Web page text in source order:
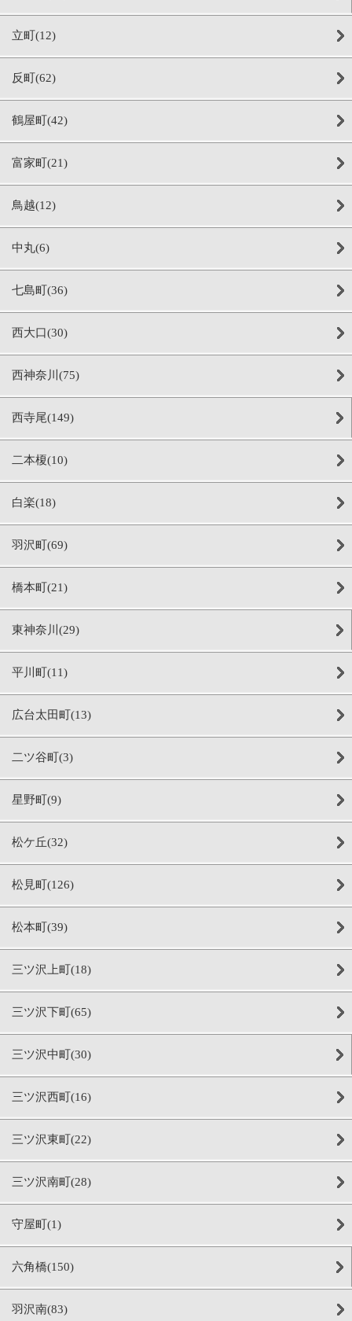
立町(12)
反町(62)
鶴屋町(42)
富家町(21)
鳥越(12)
中丸(6)
七島町(36)
西大口(30)
西神奈川(75)
西寺尾(149)
二本榎(10)
白楽(18)
羽沢町(69)
橋本町(21)
東神奈川(29)
平川町(11)
広台太田町(13)
二ツ谷町(3)
星野町(9)
松ケ丘(32)
松見町(126)
松本町(39)
三ツ沢上町(18)
三ツ沢下町(65)
三ツ沢中町(30)
三ツ沢西町(16)
三ツ沢東町(22)
三ツ沢南町(28)
守屋町(1)
六角橋(150)
羽沢南(83)